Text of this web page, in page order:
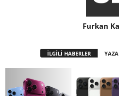
Furkan
İLGİLİ HABERLER